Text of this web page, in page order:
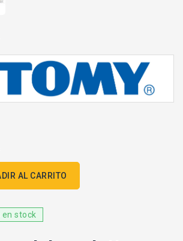
AL CARRITO
stock